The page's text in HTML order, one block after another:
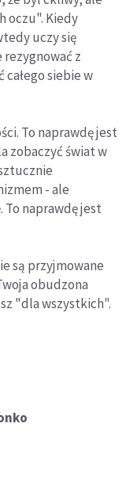
oczu". Kiedy
uczy się
z
całego siebie w
To naprawdę jest
zobaczyć świat w
- ale
To naprawdę jest
są przyjmowane
obudzona
"dla wszystkich".